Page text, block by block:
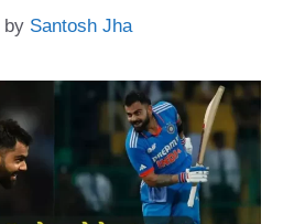
by Santosh Jha